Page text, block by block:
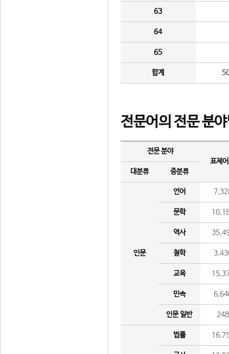
63
64
65
합계
전문어의 전문 분
전문 분야
표제
대분류
중분류
인문
언어
문학
역사
철학
교육
민속
인문 일반 248
법률